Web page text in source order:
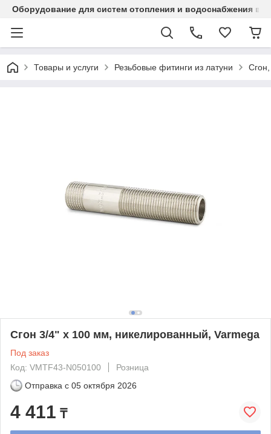
Оборудование для систем отопления и водоснабжения в
Товары и услуги Резьбовые фитинги из латуни
Сгон 3/4" x 100 мм, никелированный, Varmega
Под заказ
Код: VMTF43-N050100
Розница
Отправка с 05 октября 2026
4 411 ₸